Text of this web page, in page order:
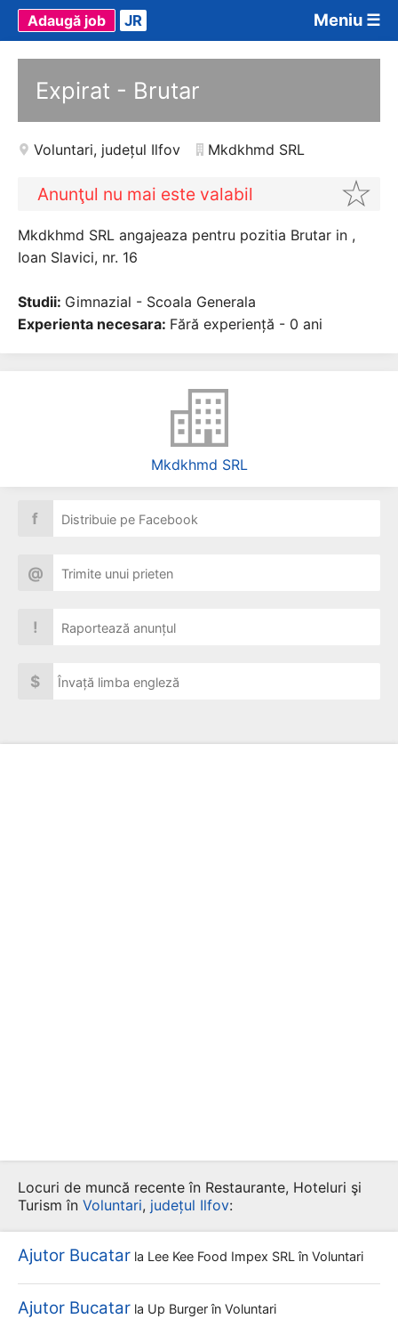
Meniu ☰
Adaugă job JR
Expirat - Brutar
Voluntari, județul Ilfov Mkdkhmd SRL
Anunţul nu mai este valabil
Mkdkhmd SRL angajeaza pentru pozitia Brutar in ,
Ioan Slavici, nr. 16
Studii: Gimnazial - Scoala Generala
Experienta necesara: Fără experiență - 0 ani
Mkdkhmd SRL
f Distribuie pe Facebook
@ Trimite unui prieten
! Raportează anunțul
$ Învață limba engleză
Locuri de muncă recente în Restaurante, Hoteluri şi
Turism în Voluntari, județul Ilfov:
Ajutor Bucatar la Lee Kee Food Impex SRL în Voluntari
Ajutor Bucatar la Up Burger în Voluntari